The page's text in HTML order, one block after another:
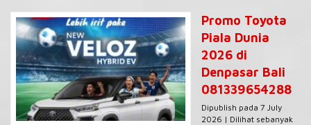
Promo Toyota
Piala Dunia
2026 di
Denpasar Bali
081339654288
Dipublish pada 7 July
2026 | Dilihat sebanyak